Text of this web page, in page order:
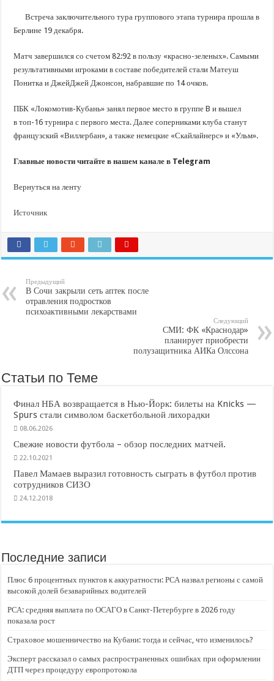
Важные правила обращения в вашу страховую компанию
Стартовал прием заявок на 20-й юбилейный молодежный форум «Регион 93»
Встреча заключительного тура группового этапа турнира прошла в
Берлине 19 декабря.
Матч завершился со счетом 82:92 в пользу «красно-зеленых». Самыми
результативными игроками в составе победителей стали Матеуш
Понитка и ДжейДжей Джонсон, набравшие по 14 очков.
ПБК «Локомотив-Кубань» занял первое место в группе B и вышел
в топ-16 турнира с первого места. Далее соперниками клуба станут
французский «Виллербан», а также немецкие «Скайлайнерс» и «Ульм».
Главные новости читайте в нашем канале в Telegram
Вернуться на ленту
Источник
Предыдущий
В Сочи закрыли сеть аптек после
отравления подростков
психоактивными лекарствами
Следующий
СМИ: ФК «Краснодар»
планирует приобрести
полузащитника АИКа Олссона
Статьи по Теме
Финал НБА возвращается в Нью-Йорк: билеты на Knicks —
Spurs стали символом баскетбольной лихорадки
08.06.2026
Свежие новости футбола – обзор последних матчей.
22.10.2021
Павел Мамаев выразил готовность сыграть в футбол против
сотрудников СИЗО
24.12.2018
Последние записи
Плюс 6 процентных пунктов к аккуратности: РСА назвал регионы с самой
высокой долей безаварийных водителей
РСА: средняя выплата по ОСАГО в Санкт-Петербурге в 2026 году
показала рост
Страховое мошенничество на Кубани: тогда и сейчас, что изменилось?
Эксперт рассказал о самых распространенных ошибках при оформлении
ДТП через процедуру европротокола